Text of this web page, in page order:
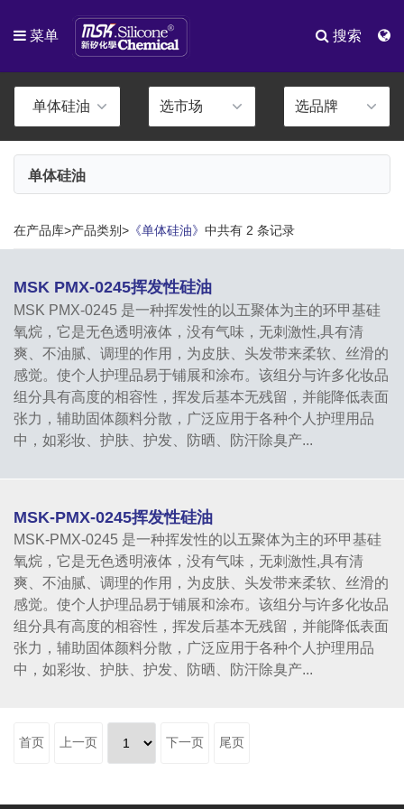
菜单 搜索
单体硅油
在产品库>产品类别> 《单体硅油》 中共有 2 条记录
MSK PMX-0245挥发性硅油
MSK PMX-0245 是一种挥发性的以五聚体为主的环甲基硅
氧烷，它是无色透明液体，没有气味，无刺激性,具有清
爽、不油腻、调理的作用，为皮肤、头发带来柔软、丝滑的
感觉。使个人护理品易于铺展和涂布。该组分与许多化妆品
组分具有高度的相容性，挥发后基本无残留，并能降低表面
张力，辅助固体颜料分散，广泛应用于各种个人护理用品
中，如彩妆、护肤、护发、防晒、防汗除臭产...
MSK-PMX-0245挥发性硅油
MSK-PMX-0245 是一种挥发性的以五聚体为主的环甲基硅
氧烷，它是无色透明液体，没有气味，无刺激性,具有清
爽、不油腻、调理的作用，为皮肤、头发带来柔软、丝滑的
感觉。使个人护理品易于铺展和涂布。该组分与许多化妆品
组分具有高度的相容性，挥发后基本无残留，并能降低表面
张力，辅助固体颜料分散，广泛应用于各种个人护理用品
中，如彩妆、护肤、护发、防晒、防汗除臭产...
首页 上一页 下一页 尾页